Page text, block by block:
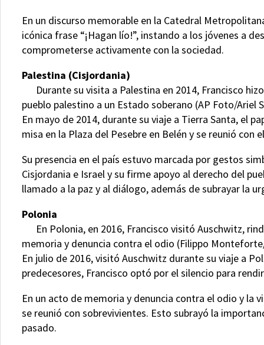
En un discurso memorable en la Catedral
icónica frase “¡Hagan lío!”, instando a los jóvenes a
comprometerse activamente con la sociedad.
Palestina (Cisjordania)
Durante su visita a Palestina en 2014, Francisco
pueblo palestino a un Estado soberano (AP Foto/Ariel
En mayo de 2014, durante su viaje a Tierra Santa, el
misa en la Plaza del Pesebre en Belén y se reunió con
Su presencia en el país estuvo marcada por gestos
Cisjordania e Israel y su firme apoyo al derecho del
llamado a la paz y al diálogo, además de subrayar la
Polonia
En Polonia, en 2016, Francisco visitó Auschwitz,
memoria y denuncia contra el odio (Filippo
En julio de 2016, visitó Auschwitz durante su viaje a
predecesores, Francisco optó por el silencio para
En un acto de memoria y denuncia contra el odio y la
se reunió con sobrevivientes. Esto subrayó la
pasado.